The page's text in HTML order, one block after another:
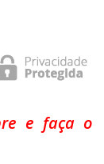
e faça o